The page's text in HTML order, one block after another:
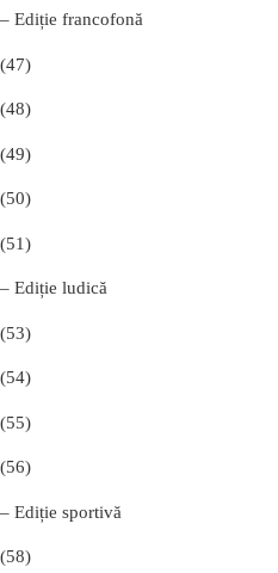
Ediție francofonă
Ediție ludică
Ediție sportivă